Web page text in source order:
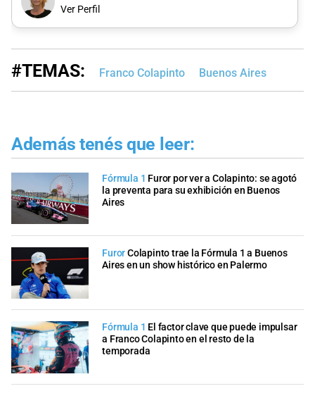
Ver Perfil
#TEMAS: Franco Colapinto Buenos Aires
Además tenés que leer:
Fórmula 1 Furor por ver a Colapinto: se agotó
la preventa para su exhibición en Buenos
Aires
FurorColapinto trae la Fórmula 1 a Buenos
Aires en un show histórico en Palermo
Fórmula 1 El factor clave que puede impulsar
a Franco Colapinto en el resto de la
temporada